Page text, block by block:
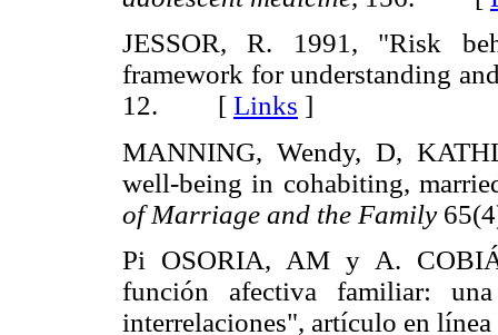
JESSOR, R. 1991, "Risk
framework for understanding
12. [ Links ]
MANNING, Wendy, D,
well-being in cohabiting,
of Marriage and the Family
Pi OSORIA, AM y A.
función afectiva familiar:
interrelaciones", artículo en